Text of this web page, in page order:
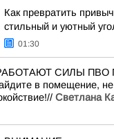
Как превратить
стильный и уютный
01:30
СИЛЫ ПВО
в помещение,
Светлана